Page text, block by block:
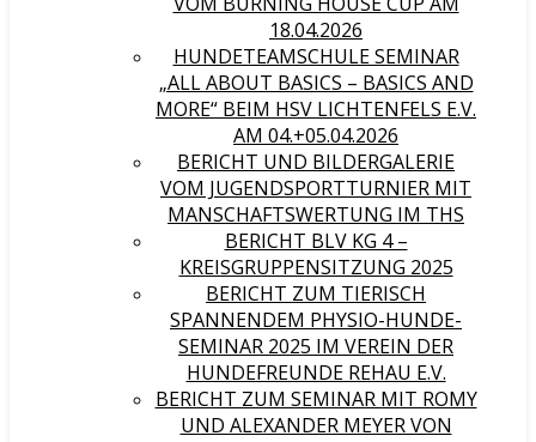
18.04.2026
HUNDETEAMSCHULE SEMINAR
„ALL ABOUT BASICS – BASICS AND
MORE“ BEIM HSV LICHTENFELS E.V.
AM 04.+05.04.2026
BERICHT UND BILDERGALERIE
VOM JUGENDSPORTTURNIER MIT
MANSCHAFTSWERTUNG IM THS
BERICHT BLV KG 4 –
KREISGRUPPENSITZUNG 2025
BERICHT ZUM TIERISCH
SPANNENDEM PHYSIO-HUNDE-
SEMINAR 2025 IM VEREIN DER
HUNDEFREUNDE REHAU E.V.
BERICHT ZUM SEMINAR MIT ROMY
UND ALEXANDER MEYER VON